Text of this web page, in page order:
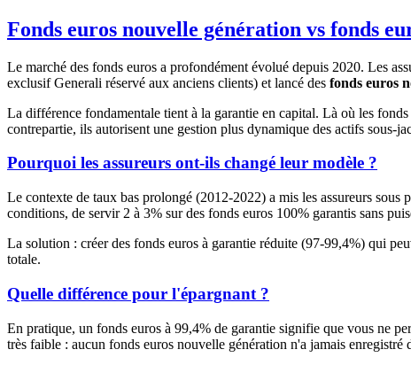
Fonds euros nouvelle génération vs fonds
Le marché des fonds euros a profondément évolué depuis 2020. Les
exclusif Generali réservé aux anciens clients) et lancé des fonds euros
La différence fondamentale tient à la garantie en capital. Là où les
contrepartie, ils autorisent une gestion plus dynamique des actifs sous-
Pourquoi les assureurs ont-ils changé leur modèle ?
Le contexte de taux bas prolongé (2012-2022) a mis les assureurs
conditions, de servir 2 à 3% sur des fonds euros 100% garantis sans
La solution : créer des fonds euros à garantie réduite (97-99,4%) qui
totale.
Quelle différence pour l'épargnant ?
En pratique, un fonds euros à 99,4% de garantie signifie que vous ne
très faible : aucun fonds euros nouvelle génération n'a jamais enregistré